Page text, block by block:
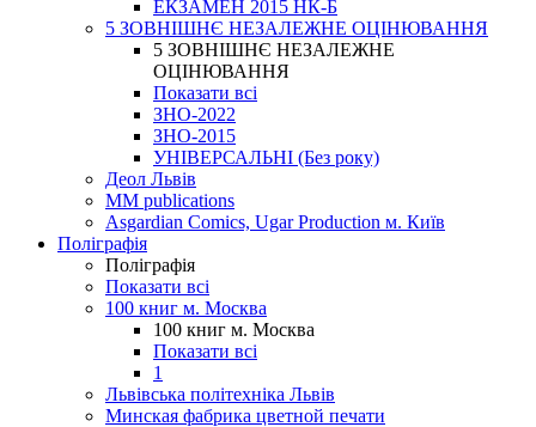
ЕКЗАМЕН 2015 НК-Б
5 ЗОВНІШНЄ НЕЗАЛЕЖНЕ ОЦІНЮВАННЯ
5 ЗОВНІШНЄ НЕЗАЛЕЖНЕ
ОЦІНЮВАННЯ
Показати всі
ЗНО-2022
ЗНО-2015
УНІВЕРСАЛЬНІ (Без року)
Деол Львів
MM publications
Asgardian Comics, Ugar Production м. Київ
Поліграфія
Поліграфія
Показати всі
100 книг м. Москва
100 книг м. Москва
Показати всі
1
Львівська політехніка Львів
Минская фабрика цветной печати